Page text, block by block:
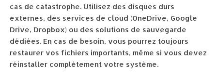
cas de catastrophe. Utilisez des disques durs
externes, des services de cloud (OneDrive, Google
Drive, Dropbox) ou des solutions de sauvegarde
dédiées. En cas de besoin, vous pourrez toujours
restaurer vos fichiers importants, même si vous devez
réinstaller complètement votre système.